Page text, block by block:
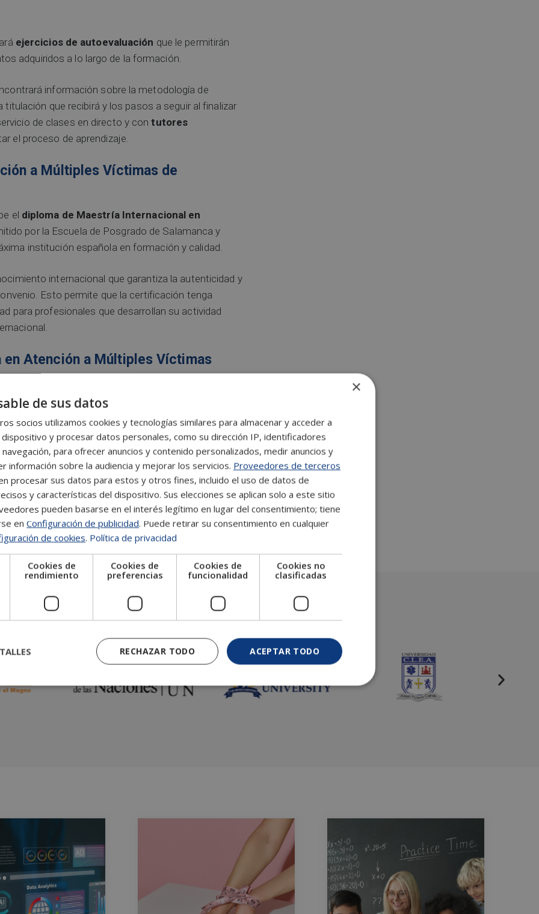
ejercicios de autoevaluación que le permitirán
adquiridos a lo largo de la formación.
información sobre la metodología de
que recibirá y los pasos a seguir al finalizar
de clases en directo y contutores
el proceso de aprendizaje.
a Múltiples Víctimas de
el diploma de Maestría Internacional en
por la Escuela de Posgrado de Salamanca y
institución española en formación y calidad.
internacional que garantiza la autenticidad y
Esto permite que la certificación tenga
para profesionales que desarrollan su actividad
Atención a Múltiples Víctimas
es un ámbito de alta especialización dentro
. La capacidad de coordinar recursos, aplicar
la logística en entornos de alta presión requiere
esta disciplina desde una visión
las víctimas como la organización de los recursos
busca que los alumnos puedan desarrollar sus
la gestión de catástrofes, la logística sanitaria y el
×
de sus datos
socios utilizamos cookies y tecnologías similares para almacenar y acceder a
dispositivo y procesar datos personales, como su dirección IP, identificadores
para ofrecer anuncios y contenido personalizados, medir anuncios y
información sobre la audiencia y mejorar los servicios. Proveedores de terceros
procesar sus datos para estos y otros fines, incluido el uso de datos de
y características del dispositivo. Sus elecciones se aplican solo a este sitio
pueden basarse en el interés legítimo en lugar del consentimiento; tiene
en Configuración de publicidad. Puede retirar su consentimiento en cualquier
de cookies. Política de privacidad
Cookies de
rendimiento
Cookies de
preferencias
Cookies de
funcionalidad
Cookies no
clasificadas
ACEPTAR TODO
RECHAZAR TODO